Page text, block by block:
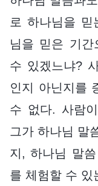
로 하나님을 믿
님을 믿은 기간
수 있겠느냐?
인지 아닌지를
수 없다. 사람
그가 하나님 말
지, 하나님 말
를 체험할 수 있